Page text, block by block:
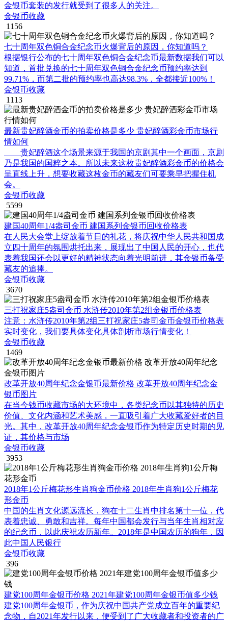
金银币套装的发行就受到了很多人的关注。
金银币收藏
1156
七十周年双色铜合金纪念币火爆背后的原因，你知道吗？
根据银行公布的七十周年双色铜合金纪念币最新数据我们可以
知道，首批兑换的七十周年双色铜合金纪念币预约率达到
99.71%，而第二批的预约率也高达98.3%，全都接近100%！
金银币收藏
1113
最新贵妃醉酒金币的拍卖价格是多少 贵妃醉酒彩金币市场行
情如何
贵妃醉酒这个场景来源于我国的京剧其中一个画面，京剧
乃是我国的国粹之本。所以未来这枚贵妃醉酒彩金币的价格会
呈直线上升，想要收藏这枚金币的藏友们可要乘早把握住机
会。
金银币收藏
5599
建国40周年1/4盎司金币 建国系列金银币回收价格表
在人民大会堂上绽放着节日的礼花，将庆祝中华人民共和国成
立四十周年的氛围烘托出来，展现出了中国人民的开心，也代
表着我国还会以更好的精神状态向着光明前进，其金银币备受
藏友的追捧。
金银币收藏
3670
三打祝家庄5盎司金币 水浒传2010年第2组金银币价格表
注意：水浒传2010年第2组三打祝家庄5盎司金币金银币价格表
实时变化，我们要具体变化具体剖析市场行情变化！
金银币收藏
1469
改革开放40周年纪念金银币最新价格 改革开放40周年纪念金
银币图片
在当今钱币收藏市场的大环境中，各类纪念币以其独特的历史
价值、文化内涵和艺术美感，一直吸引着广大收藏爱好者的目
光。其中，改革开放40周年纪念金银币作为特定历史时期的见
证，其价格与市场
金银币收藏
3953
2018年1公斤梅花形生肖狗金币价格 2018年生肖狗1公斤梅花
形金币
中国的生肖文化源远流长，狗在十二生肖中排名第十一位，代
表着忠诚、勇敢和吉祥。每年中国都会发行与当年生肖相对应
的纪念币，以此庆祝农历新年。2018年是中国农历的狗年，因
此中国人民银行
金银币收藏
396
建党100周年金银币价格 2021年建党100周年金银币值多少钱
建党100周年金银币，作为庆祝中国共产党成立百年的重要纪
念物，自2021年发行以来，便受到了广大收藏者和投资者的广